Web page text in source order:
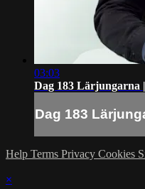
03:03
Dag 183 Lärjungarna
Dag 183
Help Terms Privacy Cookies
×